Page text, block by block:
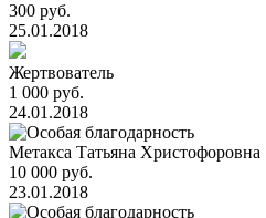
300 руб.
25.01.2018
Жертвователь
1 000 руб.
24.01.2018
Метакса Татьяна Христофоровна
10 000 руб.
23.01.2018